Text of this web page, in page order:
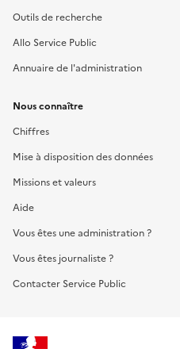
Outils de recherche
Allo Service Public
Annuaire de l'administration
Nous connaître
Chiffres
Mise à disposition des données
Missions et valeurs
Aide
Vous êtes une administration ?
Vous êtes journaliste ?
Contacter Service Public